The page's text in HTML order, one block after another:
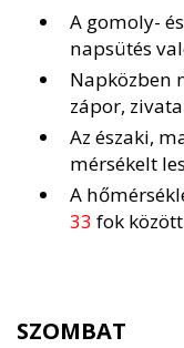
A gomoly-
napsütés
Napközben
zápor,
Az északi,
mérsékelt
A
33 fok
SZOMBAT